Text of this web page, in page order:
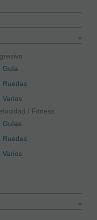
Guía
Ruedas
Varios
/ Fitness
Guías
Ruedas
Varios